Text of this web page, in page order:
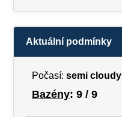
Aktuální podmínky
Počasí: semi cloudy
Bazény: 9 / 9